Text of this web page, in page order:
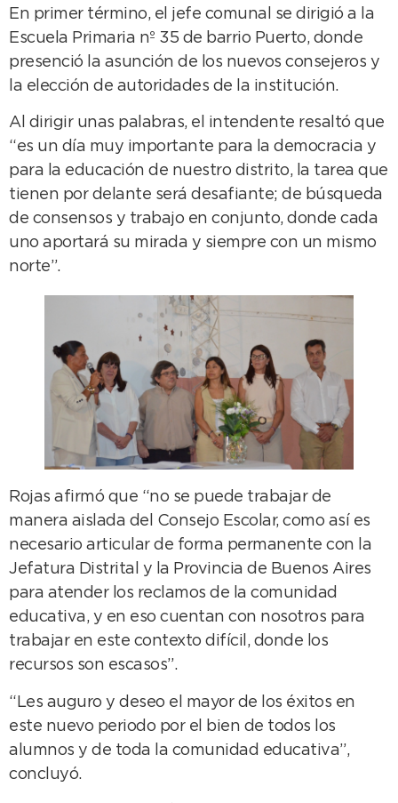
En primer término, el jefe comunal se dirigió a la
Escuela Primaria nº 35 de barrio Puerto, donde
presenció la asunción de los nuevos consejeros y
la elección de autoridades de la institución.
Al dirigir unas palabras, el intendente resaltó que
“es un día muy importante para la democracia y
para la educación de nuestro distrito, la tarea que
tienen por delante será desafiante; de búsqueda
de consensos y trabajo en conjunto, donde cada
uno aportará su mirada y siempre con un mismo
norte”.
Rojas afirmó que “no se puede trabajar de
manera aislada del Consejo Escolar, como así es
necesario articular de forma permanente con la
Jefatura Distrital y la Provincia de Buenos Aires
para atender los reclamos de la comunidad
educativa, y en eso cuentan con nosotros para
trabajar en este contexto difícil, donde los
recursos son escasos”.
“Les auguro y deseo el mayor de los éxitos en
este nuevo periodo por el bien de todos los
alumnos y de toda la comunidad educativa”,
concluyó.